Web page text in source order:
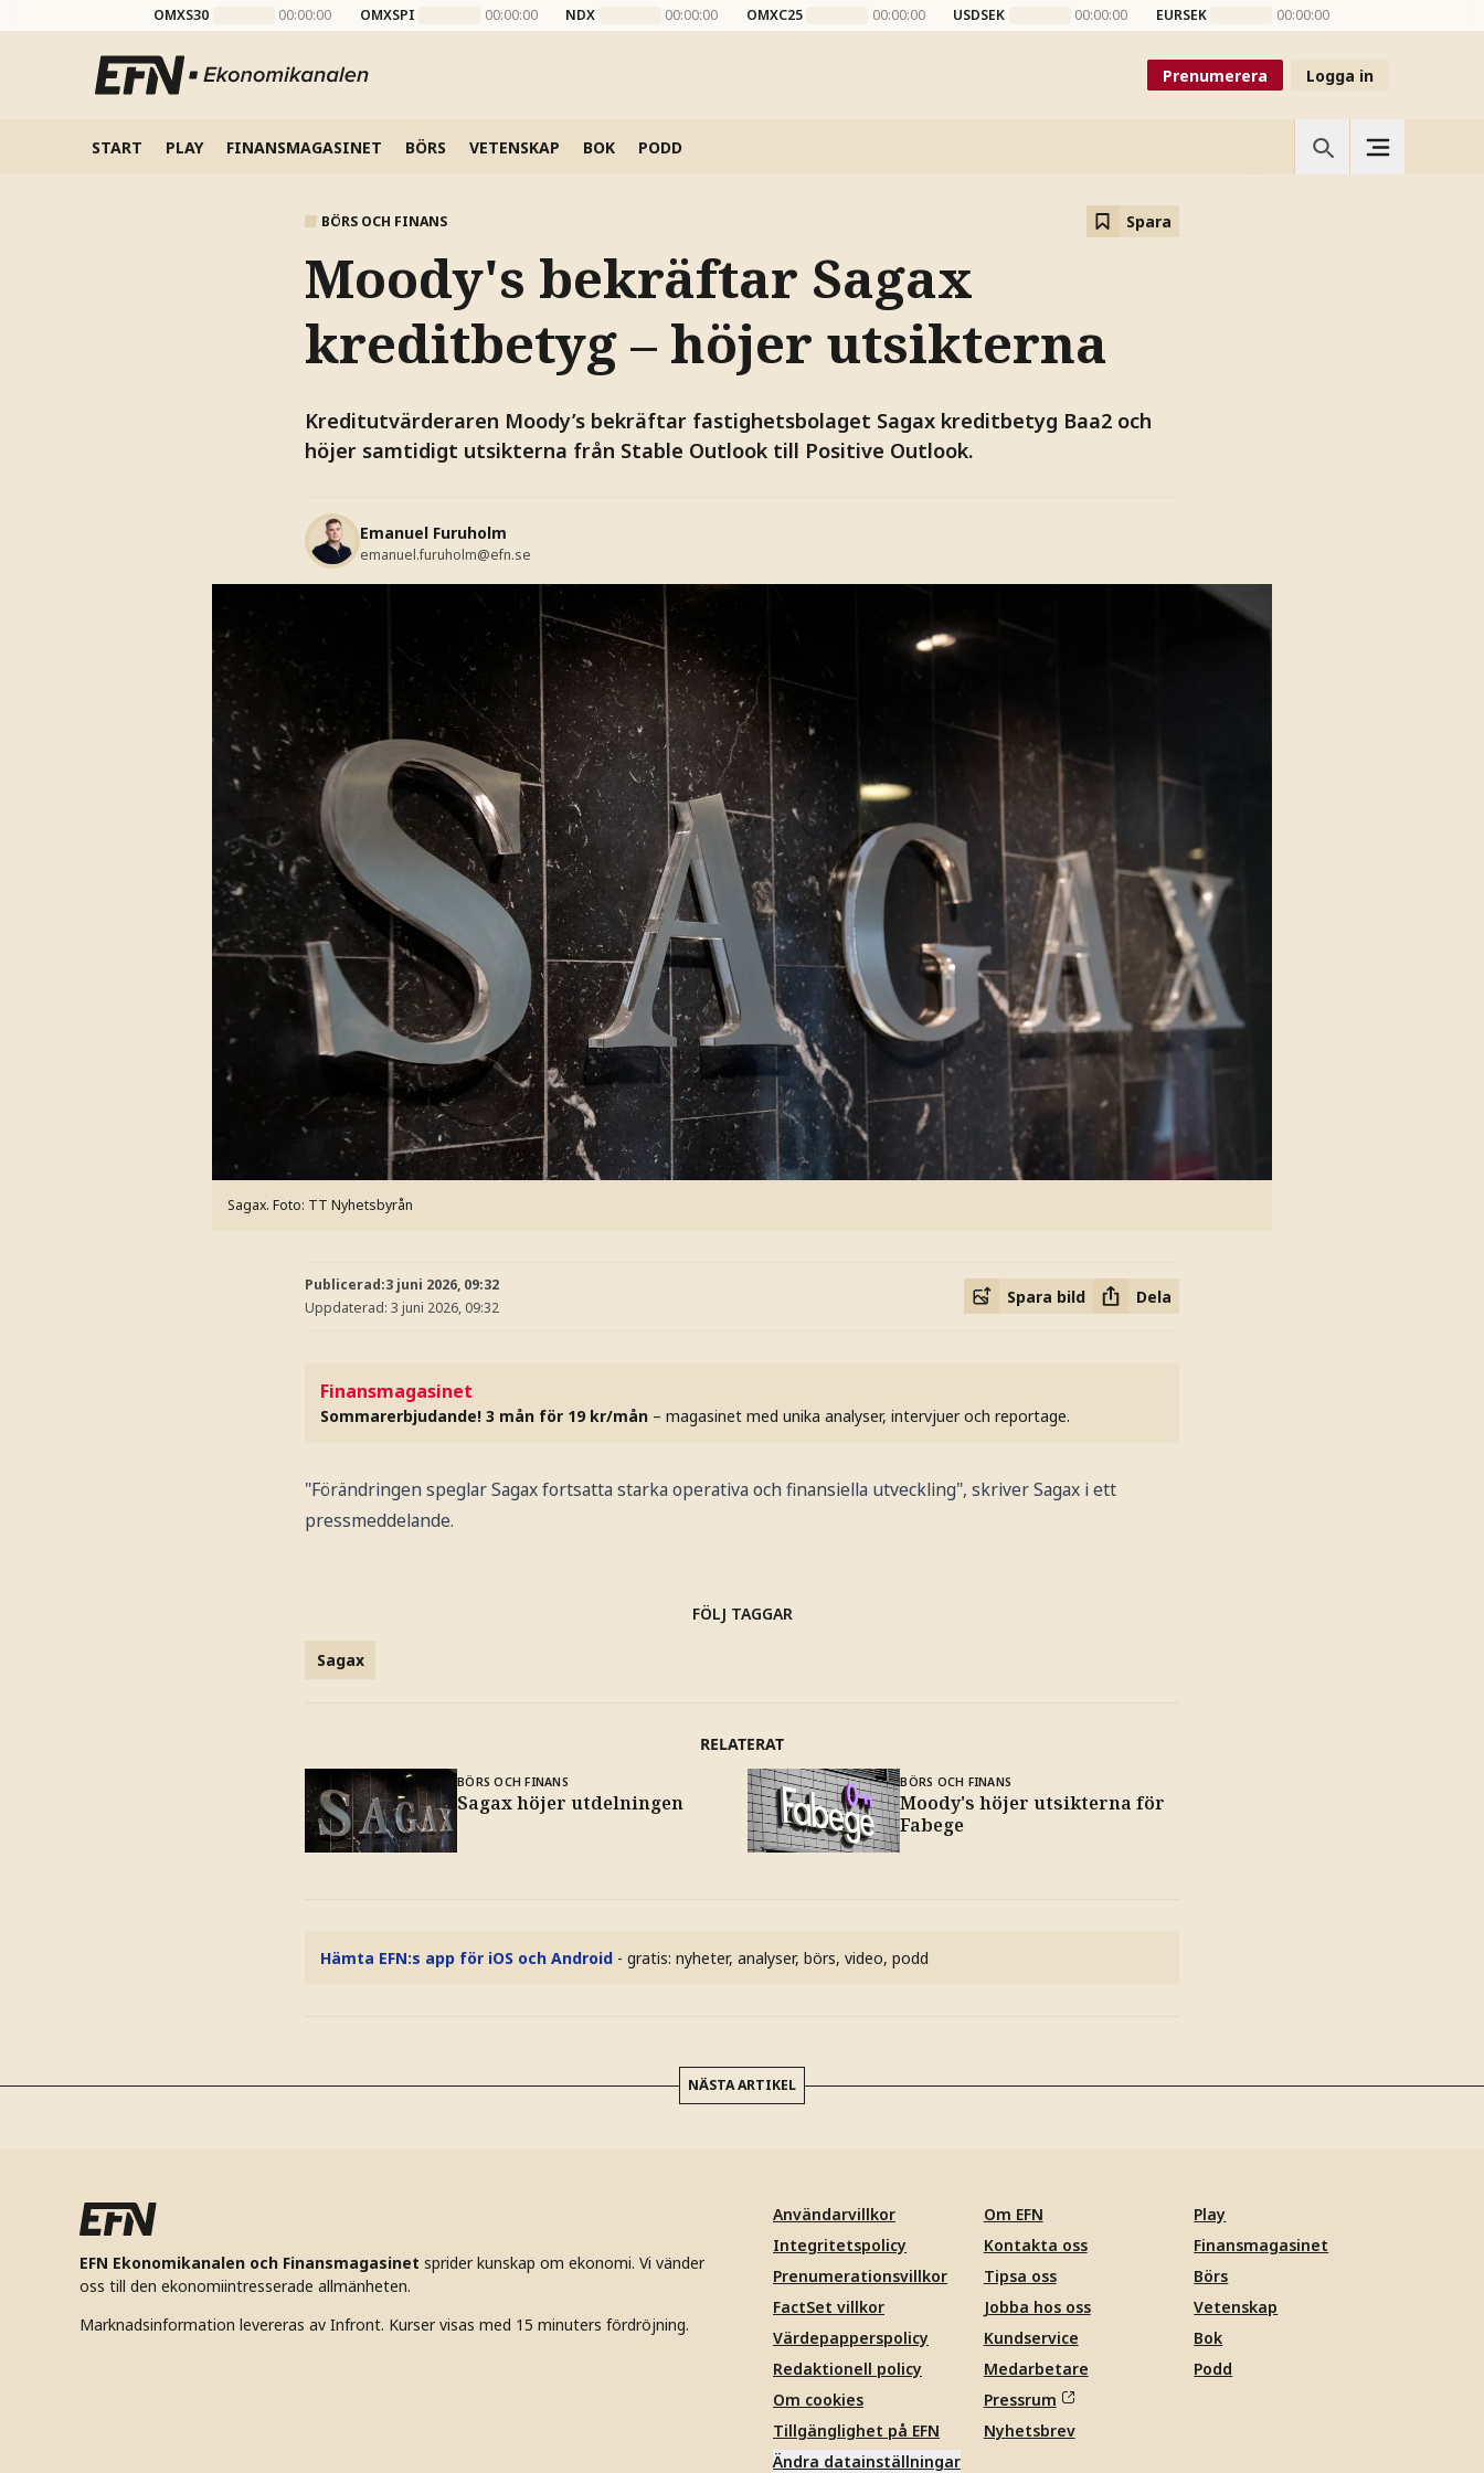
OMXS30 00:00:00 OMXSPI 00:00:00 NDX 00:00:00 OMXC25 00:00:00 USDSEK 00:00:00 EURSEK 00:00:00
Prenumerera Logga in
START PLAY FINANSMAGASINET BÖRS VETENSKAP BOK PODD
BÖRS OCH FINANS Spara
Moody's bekräftar Sagax
kreditbetyg – höjer utsikterna
Kreditutvärderaren Moody’s bekräftar fastighetsbolaget Sagax kreditbetyg Baa2 och
höjer samtidigt utsikterna från Stable Outlook till Positive Outlook.
Emanuel Furuholm
emanuel.furuholm@efn.se
Sagax. Foto: TT Nyhetsbyrån
Publicerad:3 juni 2026, 09:32
Uppdaterad: 3 juni 2026, 09:32
Spara bild Dela
Finansmagasinet
Sommarerbjudande! 3 mån för 19 kr/mån – magasinet med unika analyser, intervjuer och reportage.
"Förändringen speglar Sagax fortsatta starka operativa och finansiella utveckling", skriver Sagax i ett
pressmeddelande.
FÖLJ TAGGAR
Sagax
RELATERAT
BÖRS OCH FINANS
Sagax höjer utdelningen
BÖRS OCH FINANS
Moody's höjer utsikterna för
Fabege
Hämta EFN:s app för iOS och Android - gratis: nyheter, analyser, börs, video, podd
NÄSTA ARTIKEL
EFN Ekonomikanalen och Finansmagasinet sprider kunskap om ekonomi. Vi vänder
oss till den ekonomiintresserade allmänheten.
Marknadsinformation levereras av Infront. Kurser visas med 15 minuters fördröjning.
Användarvillkor
Integritetspolicy
Prenumerationsvillkor
FactSet villkor
Värdepapperspolicy
Redaktionell policy
Om cookies
Tillgänglighet på EFN
Ändra datainställningar
Om EFN
Kontakta oss
Tipsa oss
Jobba hos oss
Kundservice
Medarbetare
Pressrum
Nyhetsbrev
Play
Finansmagasinet
Börs
Vetenskap
Bok
Podd